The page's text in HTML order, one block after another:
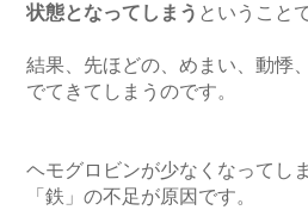
状態となってしまう ということ
結果、先ほどの、めまい、動悸
でてきてしまうのです。
ヘモグロビンが少なくなってし
「鉄」の不足が原因です。